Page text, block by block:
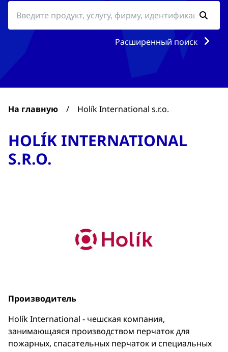
Расширенный поиск
На главную / Holík International s.r.o.
HOLÍK INTERNATIONAL
S.R.O.
Производитель
Holík International - чешская компания,
занимающаяся производством перчаток для
пожарных, спасательных перчаток и специальных